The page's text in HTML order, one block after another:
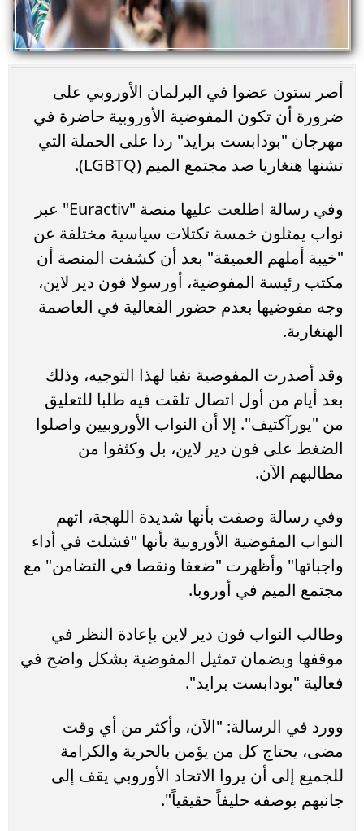
أصر ستون عضوا في البرلمان الأوروبي على
ضرورة أن تكون المفوضية الأوروبية حاضرة في
مهرجان "بودابست برايد" ردا على الحملة التي
تشنها هنغاريا ضد مجتمع الميم (LGBTQ).
وفي رسالة اطلعت عليها منصة "Euractiv" عبر
نواب يمثلون خمسة تكتلات سياسية مختلفة عن
"خيبة أملهم العميقة" بعد أن كشفت المنصة أن
مكتب رئيسة المفوضية، أورسولا فون دير لاين،
وجه مفوضيها بعدم حضور الفعالية في العاصمة
الهنغارية.
وقد أصدرت المفوضية نفيا لهذا التوجيه، وذلك
بعد أيام من أول اتصال تلقت فيه طلبا للتعليق
من "يورآكتيف". إلا أن النواب الأوروبيين واصلوا
الضغط على فون دير لاين، بل وكثفوا من
مطالبهم الآن.
وفي رسالة وصفت بأنها شديدة اللهجة، اتهم
النواب المفوضية الأوروبية بأنها "فشلت في أداء
واجباتها" وأظهرت "ضعفا ونقصا في التضامن" مع
مجتمع الميم في أوروبا.
وطالب النواب فون دير لاين بإعادة النظر في
موقفها وبضمان تمثيل المفوضية بشكل واضح في
فعالية "بودابست برايد".
وورد في الرسالة: "الآن، وأكثر من أي وقت
مضى، يحتاج كل من يؤمن بالحرية والكرامة
للجميع إلى أن يروا الاتحاد الأوروبي يقف إلى
جانبهم بوصفه حليفاً حقيقياً".